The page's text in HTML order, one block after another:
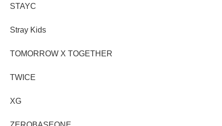
STAYC
Stray Kids
TOMORROW X TOGETHER
TWICE
XG